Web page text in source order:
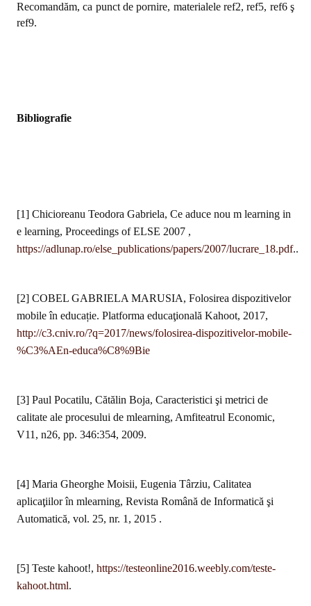
Recomandăm, ca punct de pornire, materialele ref2, ref5, ref6 ş
ref9.
Bibliografie
[1] Chicioreanu Teodora Gabriela, Ce aduce nou m learning in
e learning, Proceedings of ELSE 2007 ,
https://adlunap.ro/else_publications/papers/2007/lucrare_18.pdf..
[2] COBEL GABRIELA MARUSIA, Folosirea dispozitivelor
mobile în educație. Platforma educaţională Kahoot, 2017,
http://c3.cniv.ro/?q=2017/news/folosirea-dispozitivelor-mobile-
%C3%AEn-educa%C8%9Bie
[3] Paul Pocatilu, Cătălin Boja, Caracteristici şi metrici de
calitate ale procesului de mlearning, Amfiteatrul Economic,
V11, n26, pp. 346:354, 2009.
[4] Maria Gheorghe Moisii, Eugenia Târziu, Calitatea
aplicaţiilor în mlearning, Revista Română de Informatică şi
Automatică, vol. 25, nr. 1, 2015 .
[5] Teste kahoot!, https://testeonline2016.weebly.com/teste-
kahoot.html.